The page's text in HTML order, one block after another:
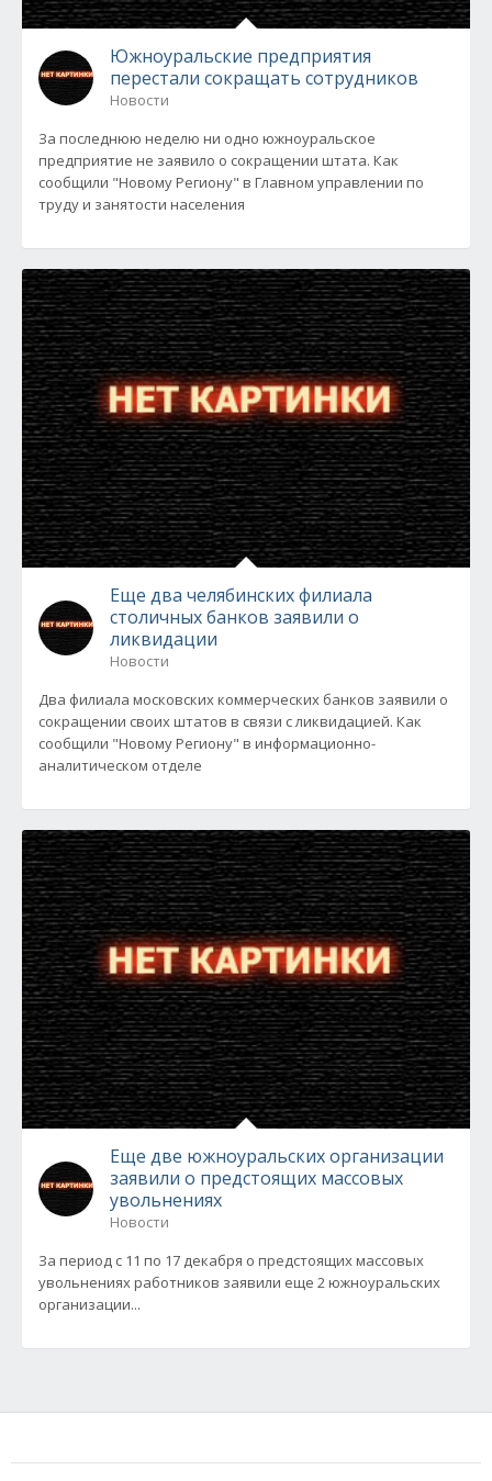
Южноуральские предприятия
перестали сокращать сотрудников
Новости
За последнюю неделю ни одно южноуральское
предприятие не заявило о сокращении штата. Как
сообщили "Новому Региону" в Главном управлении по
труду и занятости населения
Еще два челябинских филиала
столичных банков заявили о
ликвидации
Новости
Два филиала московских коммерческих банков заявили о
сокращении своих штатов в связи с ликвидацией. Как
сообщили "Новому Региону" в информационно-
аналитическом отделе
Еще две южноуральских организации
заявили о предстоящих массовых
увольнениях
Новости
За период с 11 по 17 декабря о предстоящих массовых
увольнениях работников заявили еще 2 южноуральских
организации...